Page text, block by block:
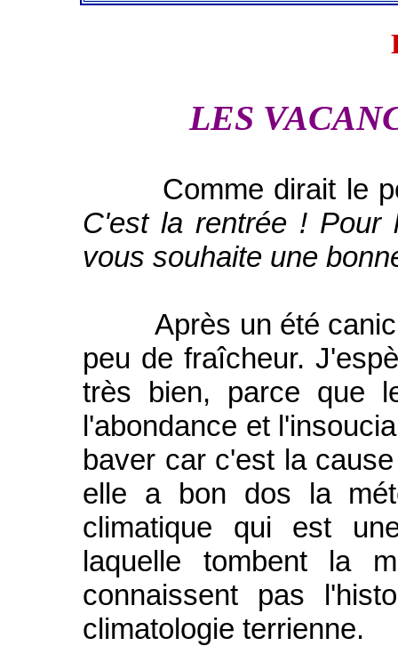
LES
Comme dirait le
C'est la rentrée !
vous souhaite une
Après un été
peu de fraîcheur.
très bien, parce que
l'abondance et
baver car c'est la
elle a bon dos la
climatique qui est
laquelle tombent la
connaissent pas
climatologie terrienne.